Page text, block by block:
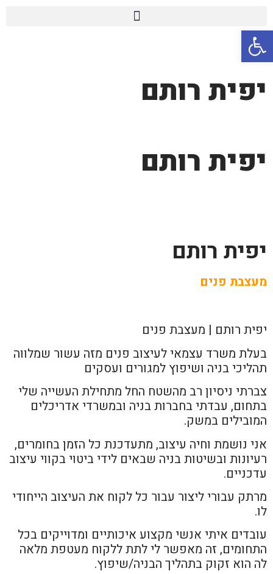
יפית רותם
יפית רותם
יפית רותם
מעצבת פנים
יפית רותם | מעצבת פנים
בעלת משרד עצמאי לעיצוב פנים מזה עשור שמלווה
תהליכי בניה ושיפוץ למגורים ועסקים
צברתי ניסיון רב מהשטח החל מתחילת העשייה שלי
בתחום, עבדתי בחברות בניה ובמשרדי אדריכלים
המובילים במשק.
אני נושמת וחיה עיצוב, מתעדכנת כל הזמן בחומרים,
רעיונות ובשיטות בניה שבאים לידי ביטוי בקווי עיצוב
עדכניים.
מרתק עבורי ליצור עבור כל לקוח את העיצוב הייחודי
לו.
עובדים איתי אנשי מקצוע איכותיים ומדוייקים בכל
התחומים, זה מאפשר לי לתת ללקוח מעטפת מלאה
לה הוא זקוק בתהליך הבניה/שיפוץ.
פתח סרגל נגישות